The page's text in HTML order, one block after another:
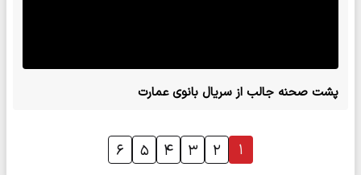
پشت صحنه جالب از سریال بانوی عمارت
۱ ۲ ۳ ۴ ۵ ۶